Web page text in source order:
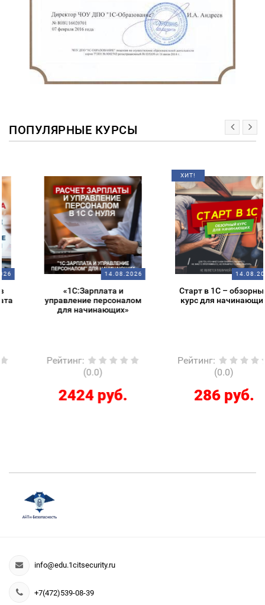
ПОПУЛЯРНЫЕ КУРСЫ
14.08.2026
«1С:Зарплата и
управление персоналом
для начинающих»
Рейтинг:
2424 руб.
14.08.2026
Старт в 1С – обзорный
курс для начинающих
Рейтинг:
286 руб.
info@edu.1citsecurity.ru
+7(472)539-08-39